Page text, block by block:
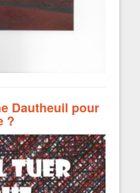
Dautheuil pour
?